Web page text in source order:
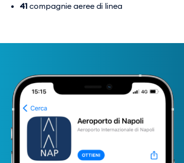
41 compagnie aeree di linea